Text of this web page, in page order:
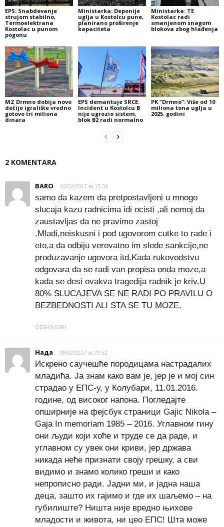
EPS: Snabdevanje
strujom stabilno,
Termoelektrana
Kostolac u punom
pogonu
Ministarka: Deponije
uglja u Kostolcu pune,
planirano proširenje
kapaciteta
Ministarka: TE
Kostolac radi
smanjenom snagom
blokova zbog hlađenja
MZ Drmno dobija novo
dečije igralište vredno
gotovo tri miliona
dinara
EPS demantuje SRCE:
Incident u Kostolcu B
nije ugrozio sistem,
blok B2 radi normalno
PK “Drmno”: Više od 10
miliona tona uglja u
2025. godini
2 KOMENTARA
BARO 03/02/2017 at 15:33
samo da kazem da pretpostavljeni u mnogo
slucaja kazu radnicima idi ocisti ,ali nemoj da
zaustavljas da ne pravimo zastoj
.Mladi,neiskusni i pod ugovorom cutke to rade i
eto,a da odbiju verovatno im slede sankcije,ne
produzavanje ugovora itd.Kada rukovodstvu
odgovara da se radi van propisa onda moze,a
kada se desi ovakva tragedija radnik je kriv.U
80% SLUCAJEVA SE NE RADI PO PRAVILU O
BEZBEDNOSTI ALI STA SE TU MOZE.
ODGOVORI
Нада 06/02/2017 at 23:52
Искрено саучешће породицама настрадалих
младића. Ја знам како вам је, јер је и мој син
страдао у ЕПС-у, у Колубари, 11.01.2016.
године, од високог напона. Погледајте
опширније на фејсбук страници Gajic Nikola –
Gaja In memoriam 1985 – 2016. Углавном гину
они људи који хоће и труде се да раде, и
углавном су увек они криви, јер држава
никада неће признати своју грешку, а сви
видимо и знамо колико греши и како
непрописно ради. Јадни ми, и јадна наша
деца, зашто их гајимо и где их шаљемо – на
губилиште? Ништа није вредно њихове
младости и живота, ни цео ЕПС! Шта може